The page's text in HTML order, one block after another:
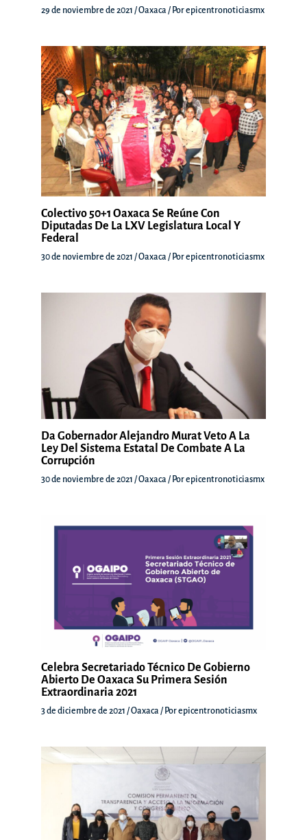
29 de noviembre de 2021 /Oaxaca / Porepicentronoticiasmx
Colectivo 50+1 Oaxaca Se Reúne Con
Diputadas De La LXV Legislatura Local Y
Federal
30 de noviembre de 2021 /Oaxaca / Porepicentronoticiasmx
Da Gobernador Alejandro Murat Veto A La
Ley Del Sistema Estatal De Combate A La
Corrupción
30 de noviembre de 2021 /Oaxaca / Porepicentronoticiasmx
Celebra Secretariado Técnico De Gobierno
Abierto De Oaxaca Su Primera Sesión
Extraordinaria 2021
3 de diciembre de 2021 /Oaxaca / Porepicentronoticiasmx